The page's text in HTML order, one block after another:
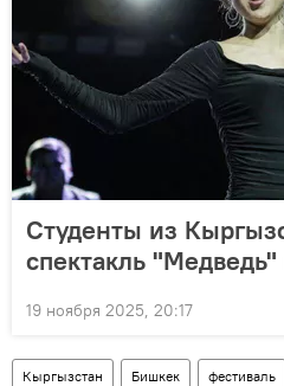
Студенты из
спектакль
19 ноября 2025, 20:17
Кыргызстан Бишкек фестиваль